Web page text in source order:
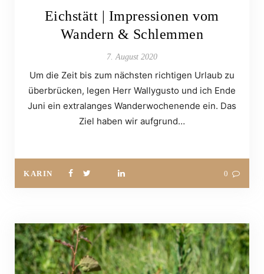
Eichstätt | Impressionen vom
Wandern & Schlemmen
7. August 2020
Um die Zeit bis zum nächsten richtigen Urlaub zu
überbrücken, legen Herr Wallygusto und ich Ende
Juni ein extralanges Wanderwochenende ein. Das
Ziel haben wir aufgrund…
KARIN 0